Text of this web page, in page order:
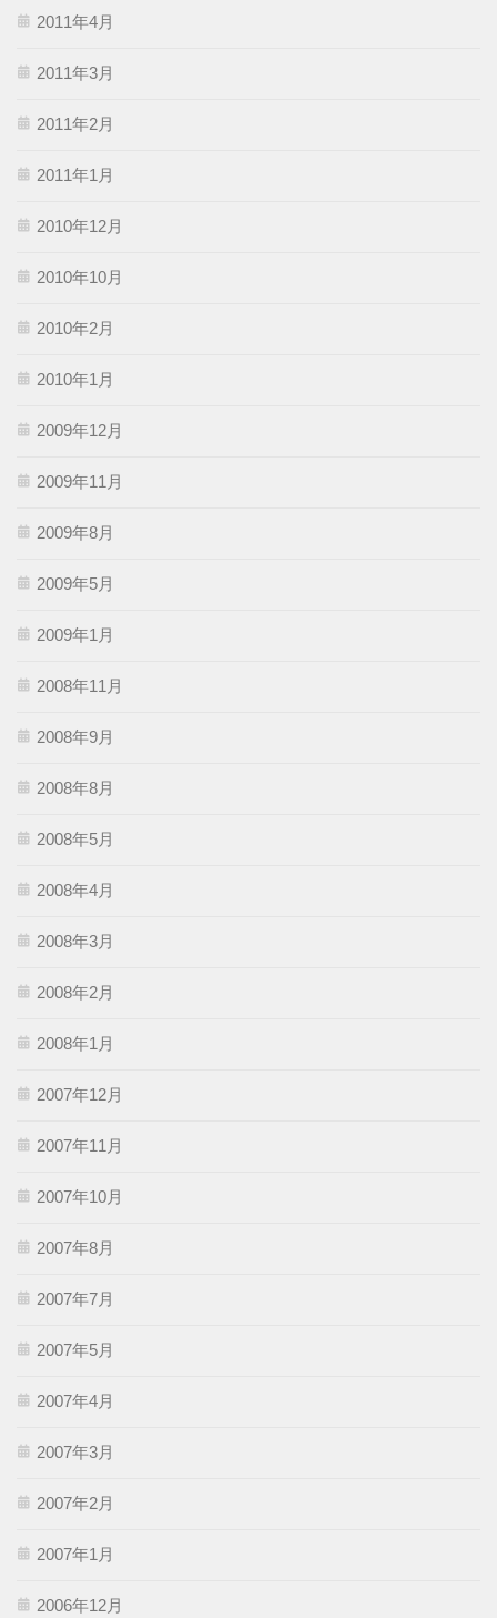
2011年4月
2011年3月
2011年2月
2011年1月
2010年12月
2010年10月
2010年2月
2010年1月
2009年12月
2009年11月
2009年8月
2009年5月
2009年1月
2008年11月
2008年9月
2008年8月
2008年5月
2008年4月
2008年3月
2008年2月
2008年1月
2007年12月
2007年11月
2007年10月
2007年8月
2007年7月
2007年5月
2007年4月
2007年3月
2007年2月
2007年1月
2006年12月